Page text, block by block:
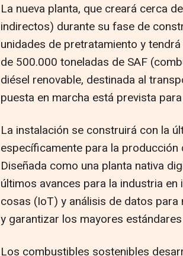
La nueva planta, que creará cerca
indirectos) durante su fase de
unidades de pretratamiento y
de 500.000 toneladas de SAF
diésel renovable, destinada al
puesta en marcha está prevista
La instalación se construirá con la
específicamente para la
Diseñada como una planta nativa
últimos avances para la industria
cosas (IoT) y análisis de datos
y garantizar los mayores
Los combustibles sostenibles